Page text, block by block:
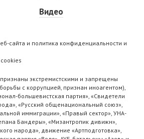
Видео
сайта и политика конфиденциальности и
экстремистскими и запрещены
с коррупцией, признан иноагентом),
большевистская партия», «Свидетели
«Русский общенациональный союз»,
иммиграции», «Правый сектор», УНА-
Бандеры», «Мизантропик дивижн»,
народа», движение «Артподготовка»,